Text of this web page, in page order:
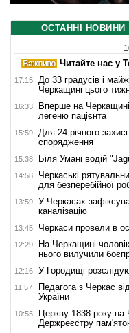
ОСТАННІ НОВИНИ
Читайте нас у
17:15
До 33 градусів і
Черкащині цього
16:33
Вперше на
легеню пацієнта
15:59
Для 24-річного
спорядження
15:38 Біля Умані водій
14:58
Черкаські
для безперебійної
13:59
У Черкасах
каналізацію
13:45 Черкаси провели в
12:29
На Черкащині
нього вилучили
12:16 У Городищі
11:57
Педагога з Черкас
України
10:55
Церкву 1838 року на
Держреєстру